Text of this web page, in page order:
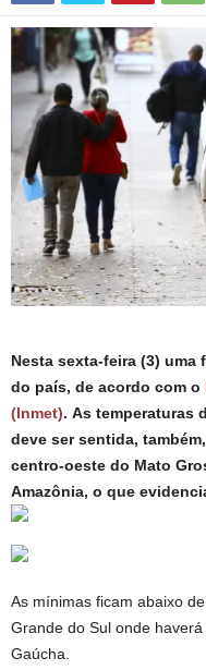
Nesta sexta-feira (3) uma
do país, de acordo com o
(Inmet). As temperaturas
deve ser sentida,
centro-oeste do Mato
Amazônia, o que
As mínimas ficam abaixo
Grande do Sul onde
Gaúcha.